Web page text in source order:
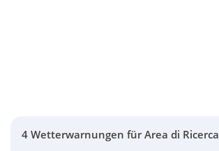
4 Wetterwarnungen für Area di Ricerca